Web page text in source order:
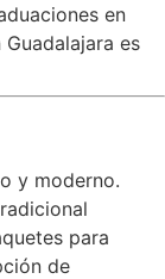
en
es
y moderno.
para
de